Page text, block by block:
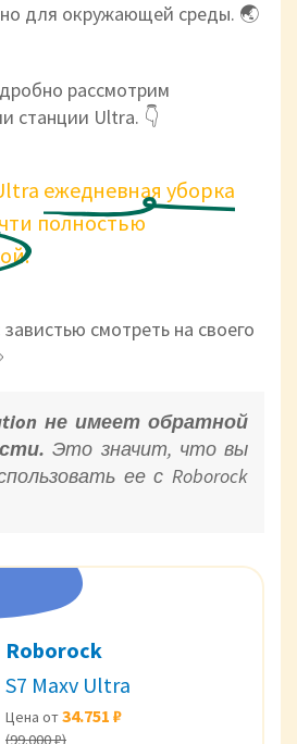
для окружающей среды. 🌏
рассмотрим
станции Ultra. 👇
ежедневная уборка
полностью
смотреть на своего
не имеет обратной
Это значит, что вы
ее с Roborock
Roborock
S7 Maxv Ultra
Цена от34.751 ₽